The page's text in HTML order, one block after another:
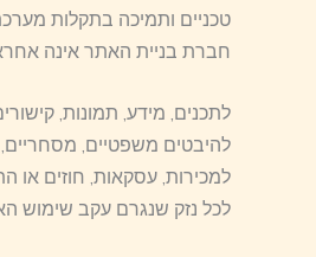
טכניים ותמיכה בתקלות
חברת בניית האתר אינה
לתכנים, מידע, תמונות,
להיבטים משפטיים, מסחריים,
למכירות, עסקאות, חוזים או
לכל נזק שנגרם עקב שימוש